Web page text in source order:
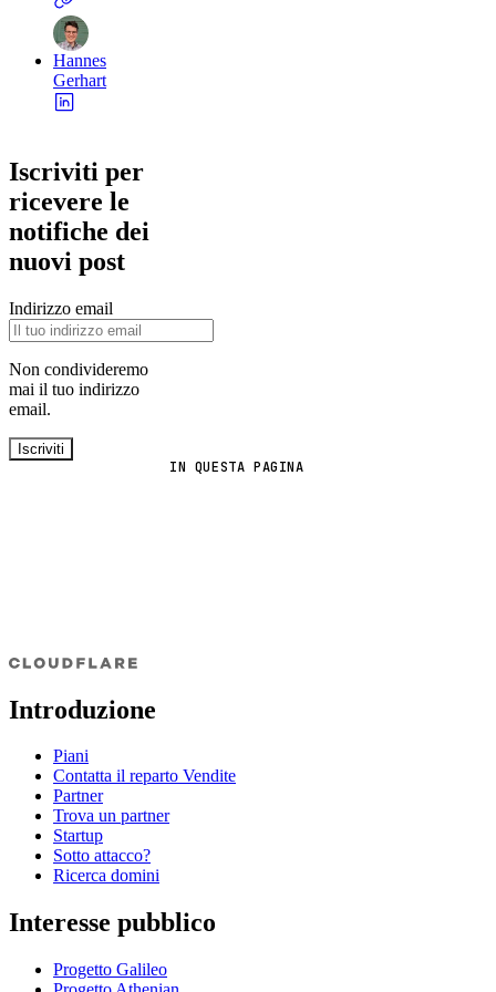
IN QUESTA PAGINA
Hannes
Gerhart
Iscriviti per
ricevere le
notifiche dei
nuovi post
Indirizzo email
Non condivideremo
mai il tuo indirizzo
email.
Iscriviti
Introduzione
Piani
Contatta il reparto Vendite
Partner
Trova un partner
Startup
Sotto attacco?
Ricerca domini
Interesse pubblico
Progetto Galileo